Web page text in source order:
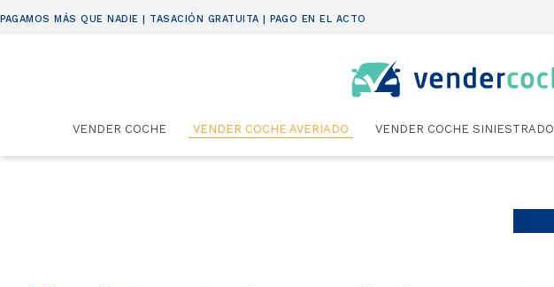
PAGAMOS MÁS QUE NADIE | TASACIÓN GRATUITA | PAGO EN EL ACTO
VENDER COCHE VENDER COCHE AVERIADO VENDER COCHE SINIESTRADO